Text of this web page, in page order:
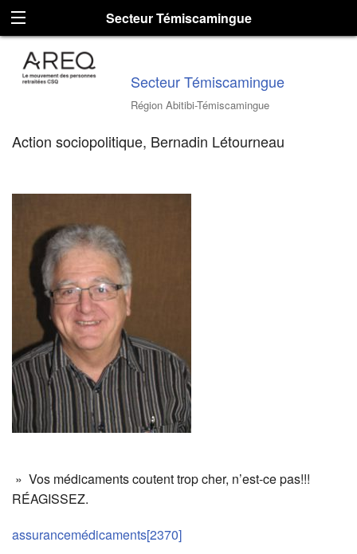
Secteur Témiscamingue
Secteur Témiscamingue
Région Abitibi-Témiscamingue
Action sociopolitique, Bernadin Létourneau
» Vos médicaments coutent trop cher, n’est-ce pas!!!
RÉAGISSEZ.
assurancemédicaments[2370]